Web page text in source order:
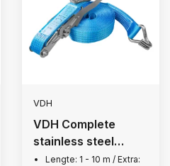
VDH
VDH Complete
stainless steel
lashing strap, 4,000
Lengte: 1 - 10 m / Extra: